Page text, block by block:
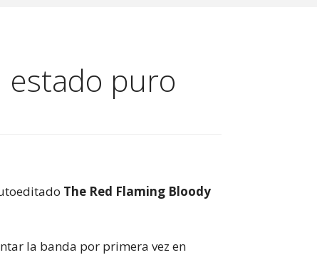
estado puro
The Red Flaming Bloody
la banda por primera vez en